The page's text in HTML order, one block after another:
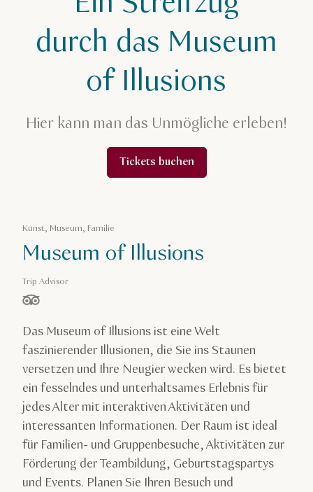
Katars ikonische Museen
Das Museum der Illusionen
durch das Museum
of Illusions
Hier kann man das Unmögliche erleben!
Tickets buchen
Kunst, Museum, Familie
Museum of Illusions
Trip Advisor
von 5 Sternen, basierend auf
Das Museum of Illusions ist eine Welt
faszinierender Illusionen, die Sie ins Staunen
versetzen und Ihre Neugier wecken wird. Es bietet
ein fesselndes und unterhaltsames Erlebnis für
jedes Alter mit interaktiven Aktivitäten und
interessanten Informationen. Der Raum ist ideal
für Familien- und Gruppenbesuche, Aktivitäten zur
Förderung der Teambildung, Geburtstagspartys
und Events. Planen Sie Ihren Besuch und